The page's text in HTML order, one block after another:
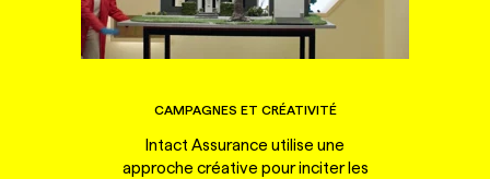
CAMPAGNES ET CRÉATIVITÉ
Intact Assurance utilise une
approche créative pour inciter les